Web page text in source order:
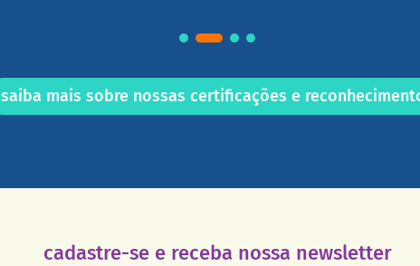
saiba mais sobre nossas certificações e
cadastre-se e receba nossa newsletter